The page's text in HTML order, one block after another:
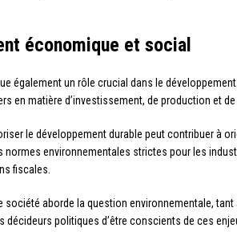
économique et social
également un rôle crucial dans le
en matière d’investissement, de production et
le développement durable peut contribuer à
normes environnementales strictes pour les
fiscales.
aborde la question environnementale,
politiques d’être conscients de ces